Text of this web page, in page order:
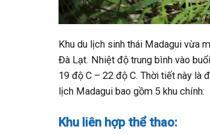
Khu du lịch sinh thái Madagui vừa
Đà Lạt. Nhiệt độ trung bình vào
19 độ C – 22 độ C. Thời tiết này là
lịch Madagui bao gồm 5 khu chính:
Khu liên hợp thể thao: